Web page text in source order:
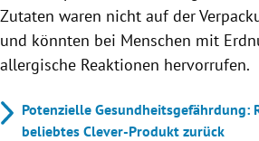
Zutaten waren nicht auf der
und könnten bei Menschen mit
allergische Reaktionen hervorrufen.
Potenzielle Gesundheitsgefährdung:
beliebtes Clever-Produkt zurück